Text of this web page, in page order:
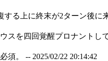
る上に終末が2ターン後に
スを四回覚醒プロナントし
須。 -- 2025/02/22 20:14:42